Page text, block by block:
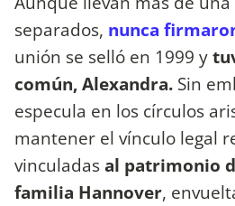
separados, nunca
unión se selló en 1999 y
común, Alexandra. Sin
especula en los círculos
mantener el vínculo legal
vinculadasal patrimonio
familia Hannover,